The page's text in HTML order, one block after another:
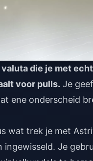
die je met
voor pulls. Je
ene onderscheid
wat trek je met
ingewisseld. Je